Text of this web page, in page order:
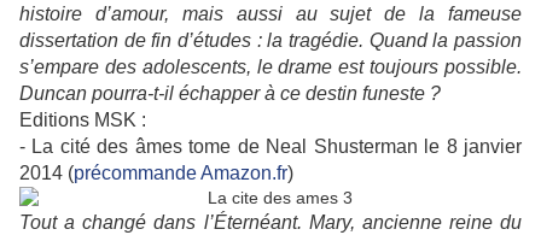
histoire d’amour, mais aussi au sujet de la fameuse
dissertation de fin d’études : la tragédie. Quand la passion
s’empare des adolescents, le drame est toujours possible.
Duncan pourra-t-il échapper à ce destin funeste ?
Editions MSK :
- La cité des âmes tome de Neal Shusterman le 8 janvier
2014 (précommande Amazon.fr)
Tout a changé dans l’Éternéant. Mary, ancienne reine du